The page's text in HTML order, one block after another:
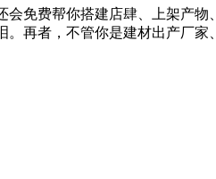
费帮你搭建店肆、上架产物
再者，不管你是建材出产厂